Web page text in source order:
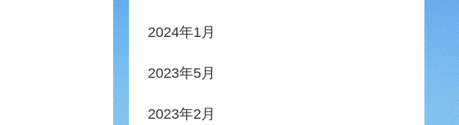
2024年1月
2023年5月
2023年2月